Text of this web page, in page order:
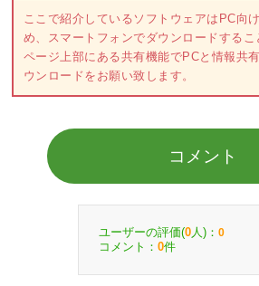
ここで紹介しているソフトウェアはPC向
め、スマートフォンでダウンロードするこ
ページ上部にある共有機能でPCと情報共
ウンロードをお願い致します。
コメント
ユーザーの評価(0 人)： 0
コメント： 0件